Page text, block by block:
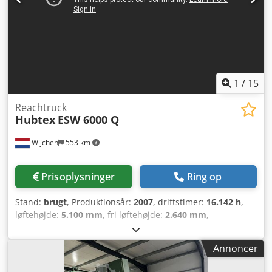
brugervejledning på tysk, 5" Bluetooth® touchscreen radio
1 / 15
Wijchen 553 km
Reachtruck
Hubtex ESW 6000 Q
Prisoplysninger Ring op
Stand: brugt, Produktionsår: 2007, driftstimer: 16.142 h,
løftehøjde: 5.100 mm, fri løftehøjde: 2.640 mm,
, mastetype:
gaffellængde:1.390 mm, gaflens bredde:1.110 mm, total
3.800 mm , samlet længde:3.230 mm, samlet
1.890 mm, farve: rød, Egenvægt: 7.740 kg
Annoncer